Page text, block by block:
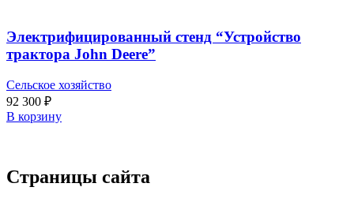
Электрифицированный стенд “Устройство
трактора John Deere”
Сельское хозяйство
92 300 ₽
В корзину
Страницы сайта